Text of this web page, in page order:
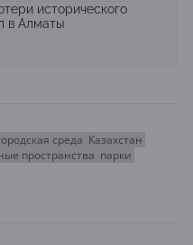
исторического
в Алматы
среда Казахстан
пространства парки